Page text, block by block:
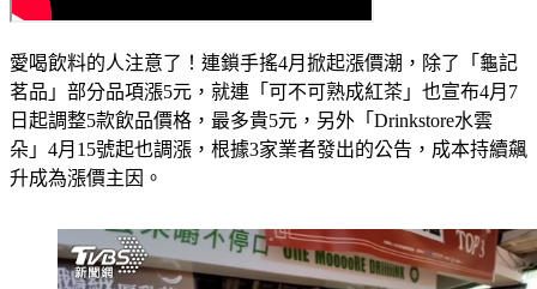
愛喝飲料的人注意了！連鎖手搖4月掀起漲價潮，除了「龜記
茗品」部分品項漲5元，就連「可不可熟成紅茶」也宣布4月7
日起調整5款飲品價格，最多貴5元，另外「Drinkstore水雲
朵」4月15號起也調漲，根據3家業者發出的公告，成本持續飆